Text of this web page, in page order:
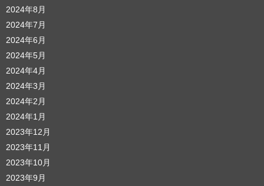
2024年8月
2024年7月
2024年6月
2024年5月
2024年4月
2024年3月
2024年2月
2024年1月
2023年12月
2023年11月
2023年10月
2023年9月